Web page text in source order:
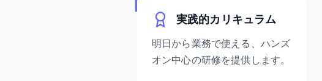
実践的カリキュラム
明日から業務で使える、ハンズ
オン中心の研修を提供します。